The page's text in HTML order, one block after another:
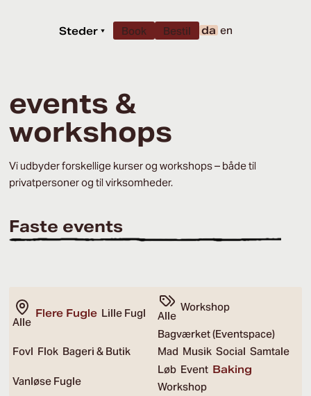
Steder▾ Book Bestil da en
events &
workshops
Vi udbyder forskellige kurser og workshops – både til
privatpersoner og til virksomheder.
Faste events
Alle
Flere Fugle Lille Fugl
Fovl Flok Bageri & Butik
Vanløse Fugle
Alle
Workshop
Bagværket (Eventspace)
Mad Musik Social Samtale
Løb Event Baking
Workshop